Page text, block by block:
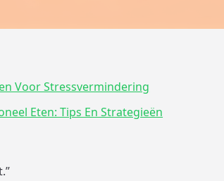
Voor Stressvermindering
Eten: Tips En Strategieën